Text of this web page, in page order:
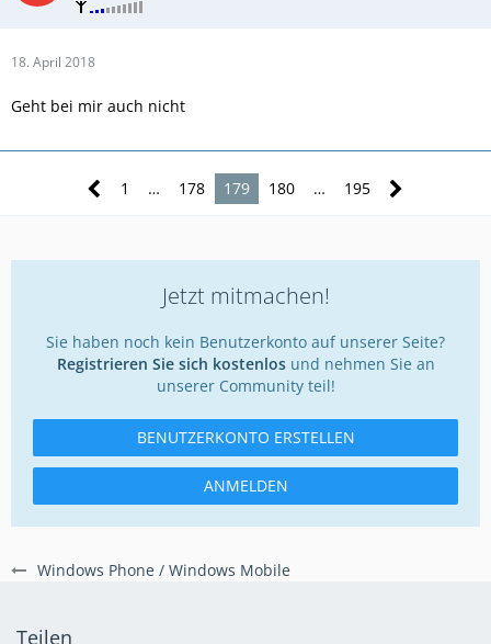
Windows Phone / Windows Mobile
18. April 2018
Geht bei mir auch nicht
1 … 178 179 180 … 195
Jetzt mitmachen!
Sie haben noch kein Benutzerkonto auf unserer Seite?
Registrieren Sie sich kostenlosund nehmen Sie an
unserer Community teil!
BENUTZERKONTO ERSTELLEN
ANMELDEN
Teilen